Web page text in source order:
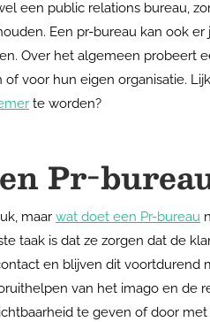
een public relations bureau,
Een pr-bureau kan ook
Over het algemeen probeert
voor hun eigen organisatie.
te worden?
Pr-
maar wat doet een Pr-bureau
taak is dat ze zorgen dat de
en blijven dit voortdurend
van het imago en de
te geven of door